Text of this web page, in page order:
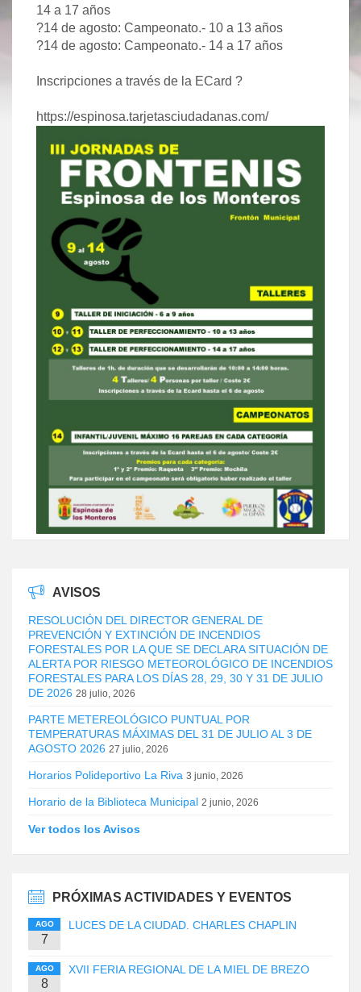
14 a 17 años
?14 de agosto: Campeonato.- 10 a 13 años
?14 de agosto: Campeonato.- 14 a 17 años
Inscripciones a través de la ECard ?
https://espinosa.tarjetasciudadanas.com/
AVISOS
RESOLUCIÓN DEL DIRECTOR GENERAL DE
PREVENCIÓN Y EXTINCIÓN DE INCENDIOS
FORESTALES POR LA QUE SE DECLARA SITUACIÓN DE
ALERTA POR RIESGO METEOROLÓGICO DE INCENDIOS
FORESTALES PARA LOS DÍAS 28, 29, 30 Y 31 DE JULIO
DE 2026 28 julio, 2026
PARTE METEREOLÓGICO PUNTUAL POR
TEMPERATURAS MÁXIMAS DEL 31 DE JULIO AL 3 DE
AGOSTO 2026 27 julio, 2026
Horarios Polideportivo La Riva 3 junio, 2026
Horario de la Biblioteca Municipal 2 junio, 2026
Ver todos los Avisos
PRÓXIMAS ACTIVIDADES Y EVENTOS
AGO
7
LUCES DE LA CIUDAD. CHARLES CHAPLIN
AGO
8
XVII FERIA REGIONAL DE LA MIEL DE BREZO